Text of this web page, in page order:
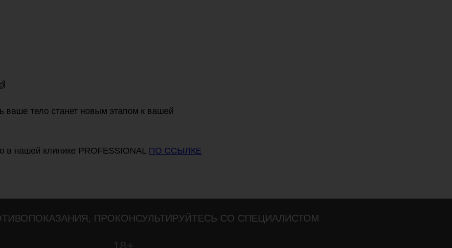
ваше тело станет новым этапом к вашей
в нашей клинике PROFESSIONAL ПО ССЫЛКЕ
ПРОКОНСУЛЬТИРУЙТЕСЬ СО СПЕЦИАЛИСТОМ